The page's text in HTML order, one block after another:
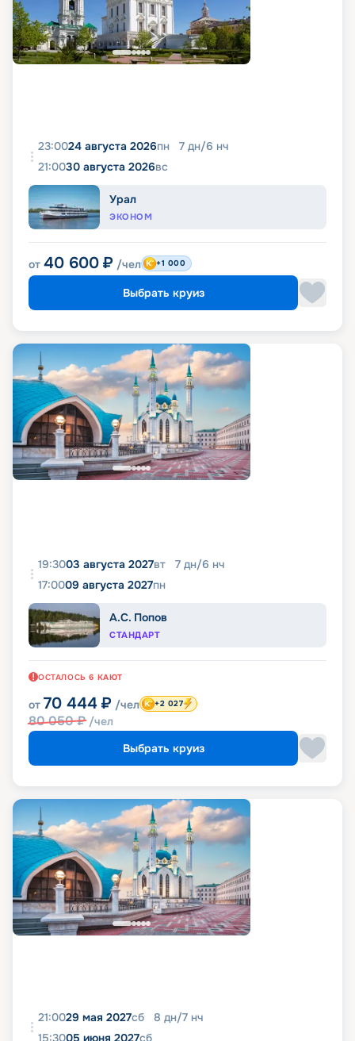
23:0024 августа 2026пн 7 дн/6 нч
21:0030 августа 2026вс
Урал
ЭКОНОМ
от 40 600 ₽ /чел +1 000
Выбрать круиз
19:3003 августа 2027вт 7 дн/6 нч
17:0009 августа 2027пн
А.С. Попов
СТАНДАРТ
ОСТАЛОСЬ 6 КАЮТ
от 70 444 ₽ /чел
80 050₽ /чел
+2 027
Выбрать круиз
21:0029 мая 2027сб 8 дн/7 нч
15:3005 июня 2027сб